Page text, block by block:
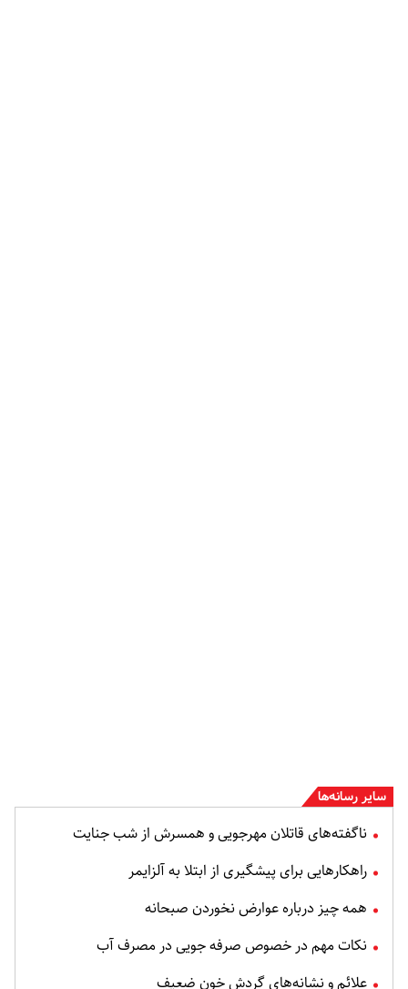
سایر رسانه‌ها
ناگفته‌های قاتلان مهرجویی و همسرش از شب جنایت
راهکارهایی برای پیشگیری از ابتلا به آلزایمر
همه چیز درباره عوارض نخوردن صبحانه
نکات مهم در خصوص صرفه جویی در مصرف آب
علائم و نشانه‌های گردش خون ضعیف